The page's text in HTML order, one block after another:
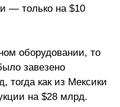
— только на $10
оборудовании, то
завезено
тогда как из Мексики
на $28 млрд.